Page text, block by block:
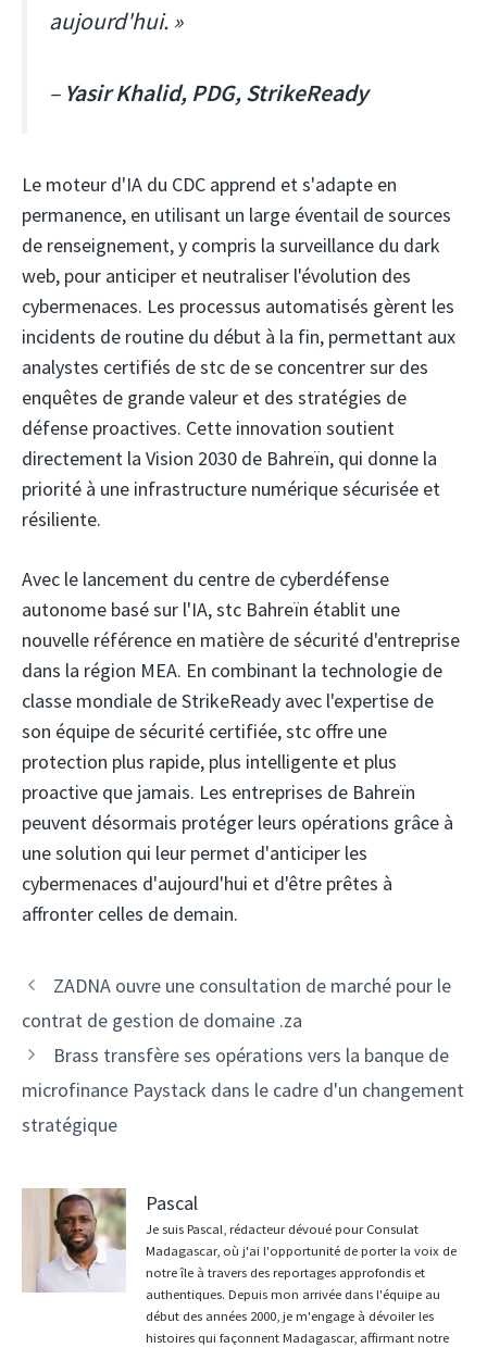
aujourd'hui. »
– Yasir Khalid, PDG, StrikeReady
Le moteur d'IA du CDC apprend et s'adapte en
permanence, en utilisant un large éventail de sources
de renseignement, y compris la surveillance du dark
web, pour anticiper et neutraliser l'évolution des
cybermenaces. Les processus automatisés gèrent les
incidents de routine du début à la fin, permettant aux
analystes certifiés de stc de se concentrer sur des
enquêtes de grande valeur et des stratégies de
défense proactives. Cette innovation soutient
directement la Vision 2030 de Bahreïn, qui donne la
priorité à une infrastructure numérique sécurisée et
résiliente.
Avec le lancement du centre de cyberdéfense
autonome basé sur l'IA, stc Bahreïn établit une
nouvelle référence en matière de sécurité d'entreprise
dans la région MEA. En combinant la technologie de
classe mondiale de StrikeReady avec l'expertise de
son équipe de sécurité certifiée, stc offre une
protection plus rapide, plus intelligente et plus
proactive que jamais. Les entreprises de Bahreïn
peuvent désormais protéger leurs opérations grâce à
une solution qui leur permet d'anticiper les
cybermenaces d'aujourd'hui et d'être prêtes à
affronter celles de demain.
Navigation
des
ZADNA ouvre une consultation de marché pour le
contrat de gestion de domaine .za
Brass transfère ses opérations vers la banque de
microfinance Paystack dans le cadre d'un changement
stratégique
Pascal
Je suis Pascal, rédacteur dévoué pour Consulat
Madagascar, où j'ai l'opportunité de porter la voix de
notre île à travers des reportages approfondis et
authentiques. Depuis mon arrivée dans l'équipe au
début des années 2000, je m'engage à dévoiler les
histoires qui façonnent Madagascar, affirmant notre